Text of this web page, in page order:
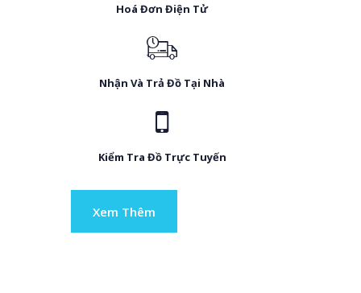
Hoá Đơn Điện Tử
Nhận Và Trả Đồ Tại Nhà
Kiểm Tra Đồ Trực Tuyến
Xem Thêm